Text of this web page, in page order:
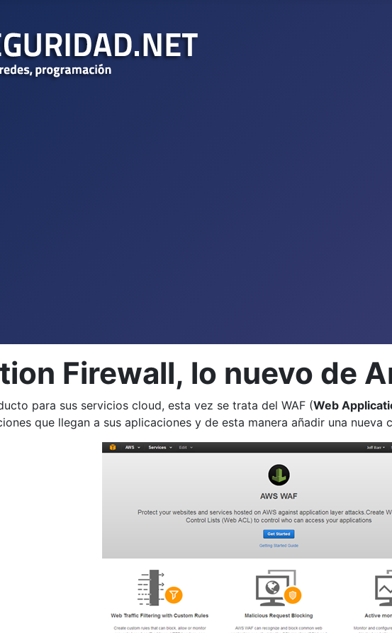
Firewall, lo nuevo de
para sus servicios cloud, esta vez se trata del WAF (Web
que llegan a sus aplicaciones y de esta manera añadir una nueva